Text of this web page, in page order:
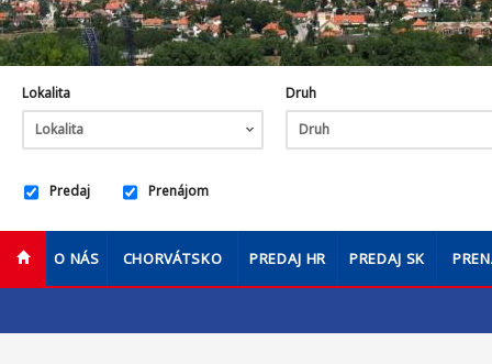
O NÁS CHORVÁTSKO PREDAJ HR PREDAJ SK
Lokalita
Lokalita
Druh
Druh
Predaj Prenájom